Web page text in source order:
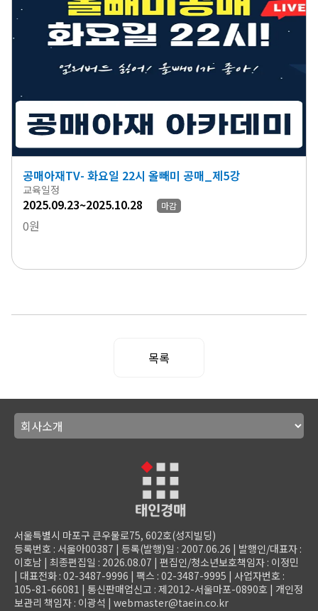
공매아재TV- 화요일 22시 올빼미 공매_제5강
교육일정
2025.09.23~2025.10.28 마감
0원
목록
서울특별시 마포구 큰우물로75, 602호(성지빌딩)
등록번호 : 서울아00387 | 등록(발행)일 : 2007.06.26 | 발행인/대표자 :
이호남 | 최종편집일 : 2026.08.07 | 편집인/청소년보호책임자 : 이정민
| 대표전화 : 02-3487-9996 | 팩스 : 02-3487-9995 | 사업자번호 :
105-81-66081 | 통신판매업신고 : 제2012-서울마포-0890호 | 개인정
보관리 책임자 : 이광석 | webmaster@taein.co.kr